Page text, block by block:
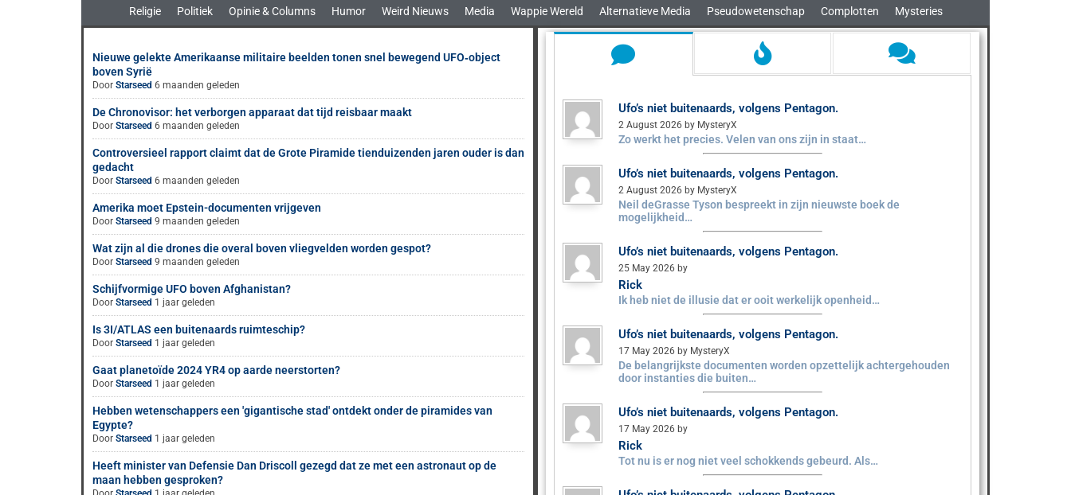
Religie Politiek Opinie & Columns Humor Weird Nieuws Media Wappie Wereld Alternatieve Media Pseudowetenschap Complotten Mysteries
Nieuwe gelekte Amerikaanse militaire beelden tonen snel bewegend UFO‑object
boven Syrië
Door Starseed 6 maanden geleden
De Chronovisor: het verborgen apparaat dat tijd reisbaar maakt
Door Starseed 6 maanden geleden
Controversieel rapport claimt dat de Grote Piramide tienduizenden jaren ouder is dan
gedacht
Door Starseed 6 maanden geleden
Amerika moet Epstein-documenten vrijgeven
Door Starseed 9 maanden geleden
Wat zijn al die drones die overal boven vliegvelden worden gespot?
Door Starseed 9 maanden geleden
Schijfvormige UFO boven Afghanistan?
Door Starseed 1 jaar geleden
Is 3I/ATLAS een buitenaards ruimteschip?
Door Starseed 1 jaar geleden
Gaat planetoïde 2024 YR4 op aarde neerstorten?
Door Starseed 1 jaar geleden
Hebben wetenschappers een 'gigantische stad' ontdekt onder de piramides van
Egypte?
Door Starseed 1 jaar geleden
Heeft minister van Defensie Dan Driscoll gezegd dat ze met een astronaut op de
maan hebben gesproken?
Ufo’s niet buitenaards, volgens Pentagon.
2 August 2026 by MysteryX
Zo werkt het precies. Velen van ons zijn in staat…
Ufo’s niet buitenaards, volgens Pentagon.
2 August 2026 by MysteryX
Neil deGrasse Tyson bespreekt in zijn nieuwste boek de
mogelijkheid…
Ufo’s niet buitenaards, volgens Pentagon.
25 May 2026 by
Rick
Ik heb niet de illusie dat er ooit werkelijk openheid…
Ufo’s niet buitenaards, volgens Pentagon.
17 May 2026 by MysteryX
De belangrijkste documenten worden opzettelijk achtergehouden
door instanties die buiten…
Ufo’s niet buitenaards, volgens Pentagon.
17 May 2026 by
Rick
Tot nu is er nog niet veel schokkends gebeurd. Als…